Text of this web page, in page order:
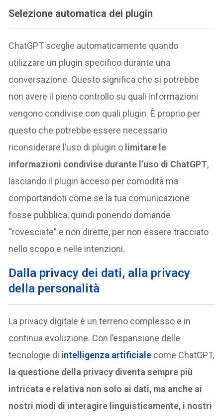
Selezione automatica dei plugin
ChatGPT sceglie automaticamente quando
utilizzare un plugin specifico durante una
conversazione. Questo significa che si potrebbe
non avere il pieno controllo su quali informazioni
vengono condivise con quali plugin. È proprio per
questo che potrebbe essere necessario
riconsiderare l’uso di plugin o limitare le
informazioni condivise durante l’uso di ChatGPT,
lasciando il plugin acceso per comodità ma
comportandoti come se la tua comunicazione
fosse pubblica, quindi ponendo domande
“rovesciate” e non dirette, per non essere tracciato
nello scopo e nelle intenzioni.
Dalla privacy dei dati, alla privacy
della personalità
La privacy digitale è un terreno complesso e in
continua evoluzione. Con l’espansione delle
tecnologie di intelligenza artificiale come ChatGPT,
la questione della privacy diventa sempre più
intricata e relativa non solo ai dati, ma anche ai
nostri modi di interagire linguisticamente, i nostri